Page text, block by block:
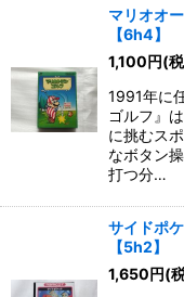
マリオオ
【6h4】
1,100円(
1991年に
ゴルフ』
に挑むス
なボタン
打つ分…
サイドポ
【5h2】
1,650円(